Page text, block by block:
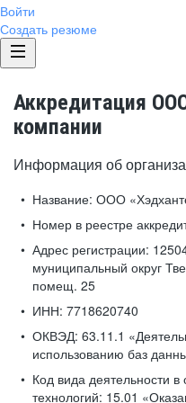
Войти
Создать резюме
Аккредитация
компании
Информация об
Название: ООО
Номер в реестре
Адрес регистрации:
муниципальный округ
помещ. 25
ИНН: 7718620740
ОКВЭД: 63.11.1
использованию баз
Код вида деятельности
технологий: 15.01